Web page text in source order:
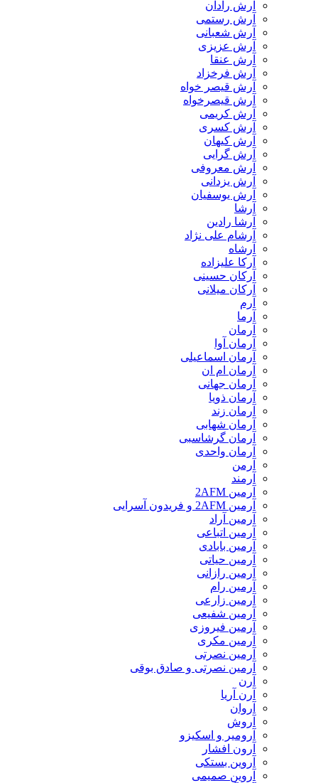
آرش رادان
آرش رستمى
آرش شعبانی
آرش عزیزی
آرش عنقا
آرش فرخزاد
آرش قیصر خواه
آرش قیصرخواه
آرش کریمی
آرش کسری
آرش کیهان
آرش گرایی
آرش معروفی
آرش یزدانی
آرش یوسفیان
آرشا
آرشا رادین
آرشام علی نژاد
آرشاه
آرکا علیزاده
آرکان حسینی
آرکان میلانی
آرم
آرما
آرمان
آرمان آوا
آرمان اسماعیلی
آرمان ام ان
آرمان جهانی
آرمان ذویا
آرمان زند
آرمان شهابی
آرمان گرشاسبی
آرمان واحدی
آرمن
آرمند
آرمین 2AFM
آرمین 2AFM و فریدون آسرایی
آرمین آراد
آرمین اتباعی
آرمین بابادی
آرمین حیاتی
آرمین رازانی
آرمین رام
آرمین زارعی
آرمین شفیعی
آرمین فیروزی
آرمین مکری
آرمین نصرتی
آرمین نصرتی و صادق بوقی
آرن
آرن آریا
آروان
آروش
آرومیر و اسکیزو
آرون افشار
آروین بستکی
آروین صمیمی